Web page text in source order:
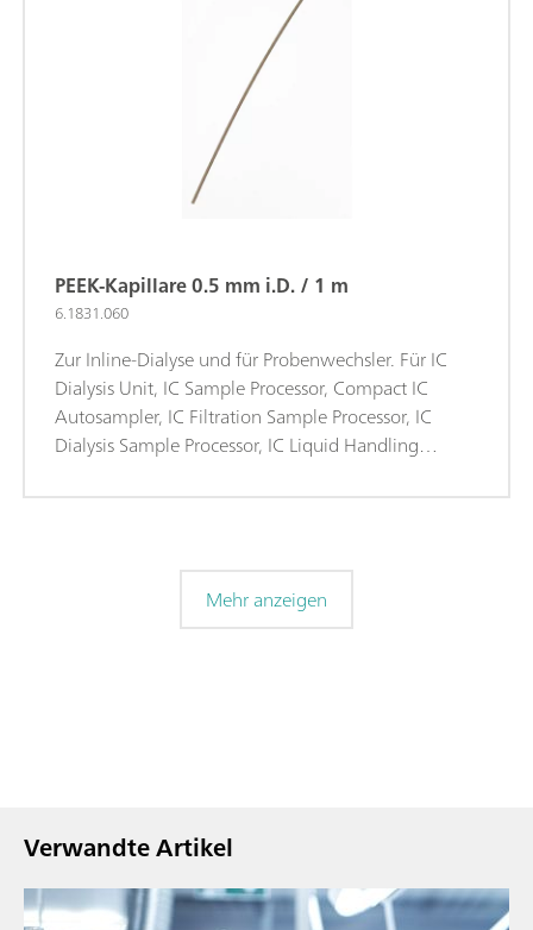
PEEK-Kapillare 0.5 mm i.D. / 1 m
6.1831.060
Zur Inline-Dialyse und für Probenwechsler. Für IC
Dialysis Unit, IC Sample Processor, Compact IC
Autosampler, IC Filtration Sample Processor, IC
Dialysis Sample Processor, IC Liquid Handling
Mehr anzeigen
Verwandte Artikel